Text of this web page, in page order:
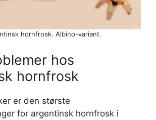
hornfrosk. Albino-variant.
hos
hornfrosk
er den største
for argentinsk hornfrosk i